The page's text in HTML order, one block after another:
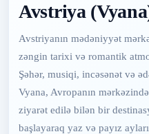
Avstriya
Avstriyanın mədəniyyət
zəngin tarixi və romantik
Şəhər, musiqi, incəsənət və
Vyana, Avropanın
ziyarət edilə bilən bir
başlayaraq yaz və payız